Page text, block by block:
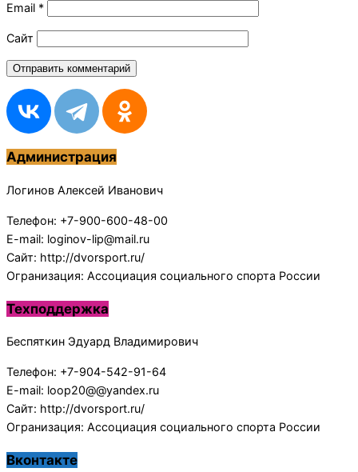
Email *
Сайт
Администрация
Логинов Алексей Иванович
Телефон: +7-900-600-48-00
E-mail: loginov-lip@mail.ru
Сайт: http://dvorsport.ru/
Огранизация: Ассоциация социального спорта России
Техподдержка
Беспяткин Эдуард Владимирович
Телефон: +7-904-542-91-64
E-mail: loop20@@yandex.ru
Сайт: http://dvorsport.ru/
Огранизация: Ассоциация социального спорта России
Вконтакте